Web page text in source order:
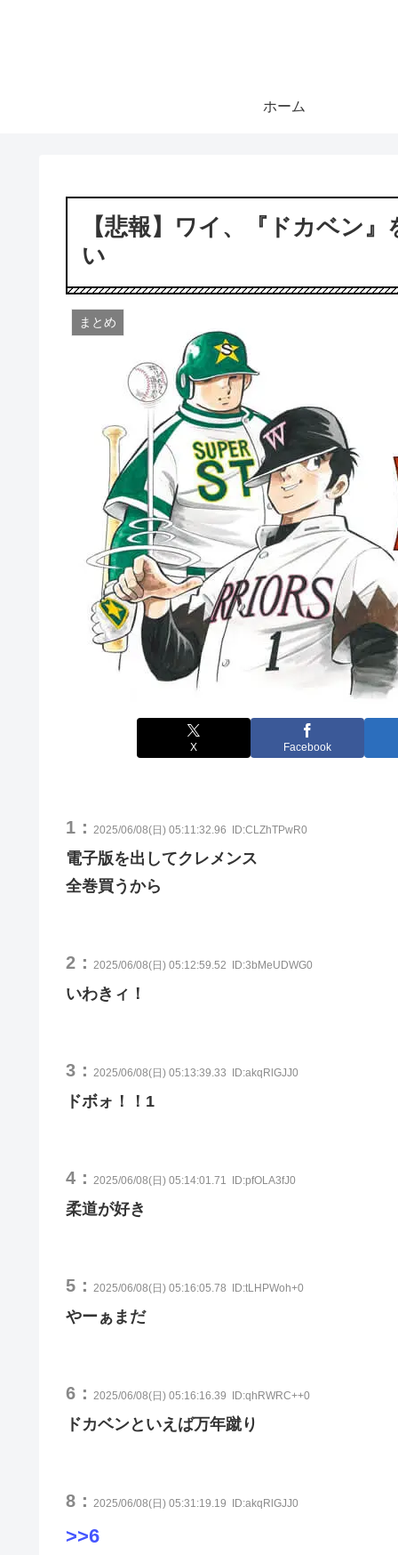
ホーム
【悲報】ワイ、『ドカベン
い
まとめ
X Facebook
1： 2025/06/08(日) 05:11:32.96 ID:CLZhTPwR0
電子版を出してクレメンス
全巻買うから
2： 2025/06/08(日) 05:12:59.52 ID:3bMeUDWG0
いわきィ！
3： 2025/06/08(日) 05:13:39.33 ID:akqRlGJJ0
ドボォ！！1
4： 2025/06/08(日) 05:14:01.71 ID:pfOLA3fJ0
柔道が好き
5： 2025/06/08(日) 05:16:05.78 ID:tLHPWoh+0
やーぁまだ
6： 2025/06/08(日) 05:16:16.39 ID:qhRWRC++0
ドカベンといえば万年蹴り
8： 2025/06/08(日) 05:31:19.19 ID:akqRlGJJ0
>>6